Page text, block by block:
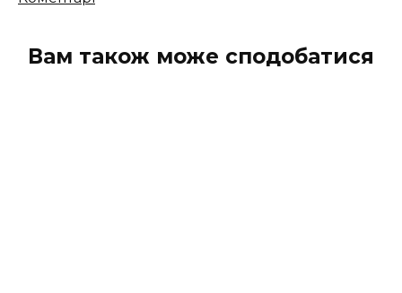
Вам також може сподобатися